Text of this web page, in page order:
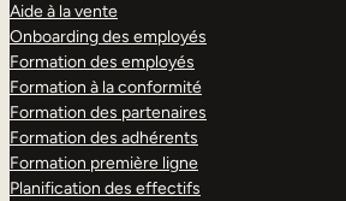
Aide à la vente
Onboarding des employés
Formation des employés
Formation à la conformité
Formation des partenaires
Formation des adhérents
Formation première ligne
Planification des effectifs